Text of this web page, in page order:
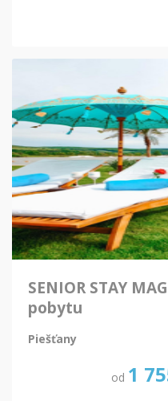
SENIOR STAY
pobytu
Piešťany
od 1